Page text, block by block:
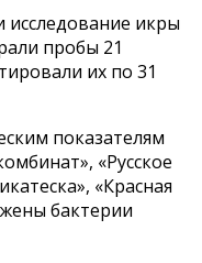
исследование икры
пробы 21
их по 31
показателям
«Русское
«Красная
бактерии